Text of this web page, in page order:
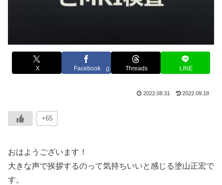
X Facebook 0 Threads LINE
2022.08.31 2022.09.18
+65
おはようございます！
大きな声で挨拶するのって気持ちいいと感じる塗山正宏で
す。